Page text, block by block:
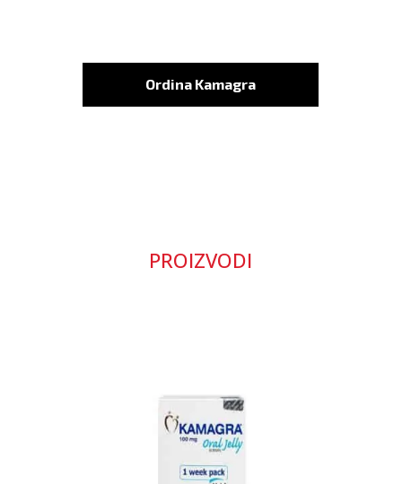
Ordina Kamagra
PROIZVODI